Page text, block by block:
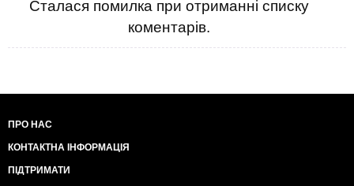
Сталася помилка при отриманні списку
коментарів.
ПРО НАС
КОНТАКТНА ІНФОРМАЦІЯ
ПІДТРИМАТИ